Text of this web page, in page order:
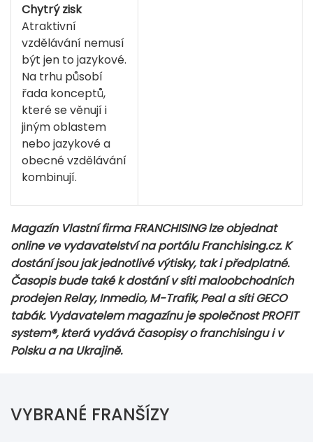
Chytrý zisk
Atraktivní
vzdělávání nemusí
být jen to jazykové.
Na trhu působí
řada konceptů,
které se věnují i
jiným oblastem
nebo jazykové a
obecné vzdělávání
kombinují.
Magazín Vlastní firma FRANCHISING lze objednat
online ve vydavatelství na portálu Franchising.cz. K
dostání jsou jak jednotlivé výtisky, tak i předplatné.
Časopis bude také k dostání v síti maloobchodních
prodejen Relay, Inmedio, M-Trafik, Peal a síti GECO
tabák. Vydavatelem magazínu je společnost PROFIT
system®, která vydává časopisy o franchisingu i v
Polsku a na Ukrajině.
VYBRANÉ FRANŠÍZY